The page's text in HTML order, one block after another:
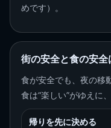
めです）。
街の安全と食の安全
食が安全でも、夜の移
食は“楽しい”がゆえに
帰りを先に決める